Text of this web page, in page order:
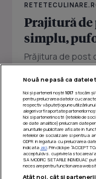
Prajitură de
simplu,
Prăjitura de post
sau...
Nouă ne pasă ca
Noi și partenerii noștri 1017 stocăm
pentru prelucrarea datelor cu
respectiv vă puteți opune utilizării
alegeri vor fi raportate partenerilor
Noi si partenerii nostri (retelele de
de date analitice) prelucram date
anunturile publicitare afisate in
retelelor de socializare si pentru a
GDPR in legatura cu prelucrarea
indicata aici. Prin click pe “ACCEPT
acceptul dvs. cu privire la stocarea/
SA MODIFIC SETARILE
necesare pentru functionarea
Atât noi, cât și